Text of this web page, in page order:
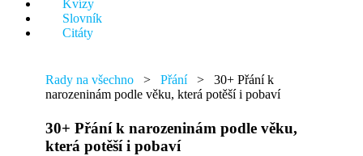
Kvízy
Slovník
Citáty
Rady na všechno > Přání> 30+ Přání k
narozeninám podle věku, která potěší i pobaví
30+ Přání k narozeninám podle věku,
která potěší i pobaví